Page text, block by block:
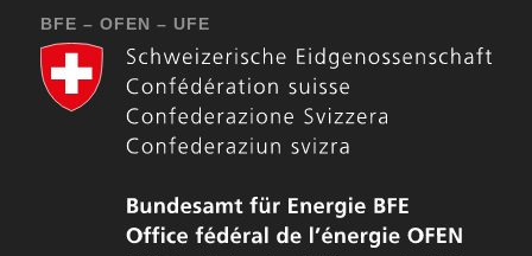
BFE – OFEN – UFE